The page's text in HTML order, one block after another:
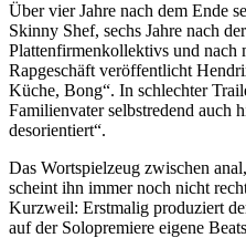
Über vier Jahre nach dem Ende
Skinny Shef, sechs Jahre nach
Plattenfirmenkollektivs und nach
Rapgeschäft veröffentlicht
Küche, Bong“. In schlechter
Familienvater selbstredend auch
desorientiert“.
Das Wortspielzeug zwischen
scheint ihn immer noch nicht
Kurzweil: Erstmalig produziert
auf der Solopremiere eigene